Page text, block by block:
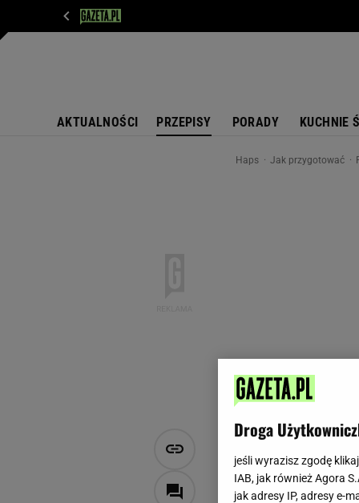
AKTUALNOŚCI PRZEPISY PORADY KUCHNIE
Haps Jak przygotować
Puszyste,
nich ten
Droga
jeśli wyrazisz zgodę
IAB, jak również Agora
jak adresy IP, adresy e-